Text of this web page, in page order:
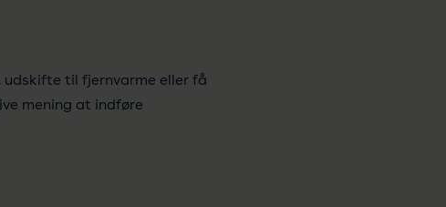
til fjernvarme eller få
mening at indføre